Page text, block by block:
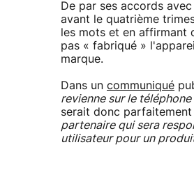
De par ses accords
avant le quatrième
les mots et en affirmant
pas « fabriqué »
marque.
Dans un communiqué
revienne sur le
serait donc
partenaire qui sera
utilisateur pour un